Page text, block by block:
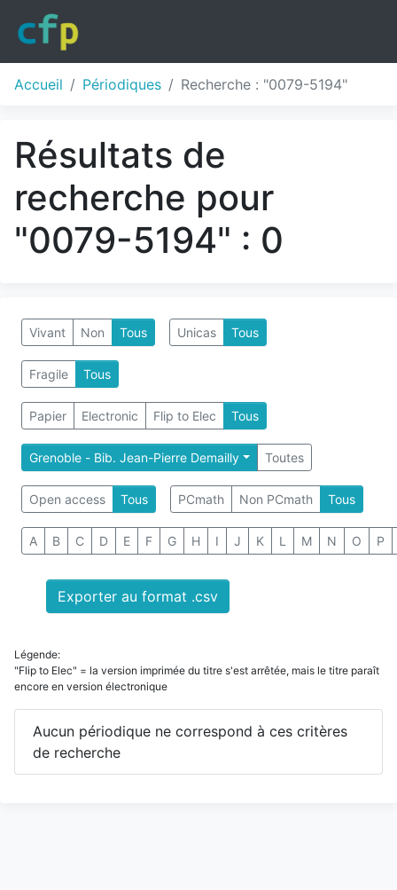
Accueil Périodiques Recherche : "0079-5194"
Résultats de
recherche pour
"0079-5194" : 0
Vivant Non Tous Unicas Tous
Fragile Tous
Papier Electronic Flip to Elec Tous
Grenoble - Bib. Jean-Pierre Demailly Toutes
Open access Tous PCmath Non PCmath Tous
A B C D E F G H I J K L M N O P
Exporter au format .csv
Légende:
"Flip to Elec" = la version imprimée du titre s'est arrêtée, mais le titre paraît
encore en version électronique
Aucun périodique ne correspond à ces critères
de recherche